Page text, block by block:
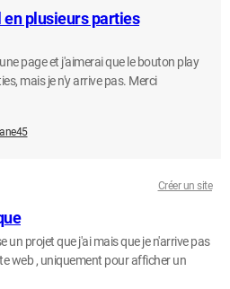
plusieurs parties
page et j'aimerai que le bouton play
mais je n'y arrive pas. Merci
Créer un site
un projet que j'ai mais que je n'arrive pas
web , uniquement pour afficher un